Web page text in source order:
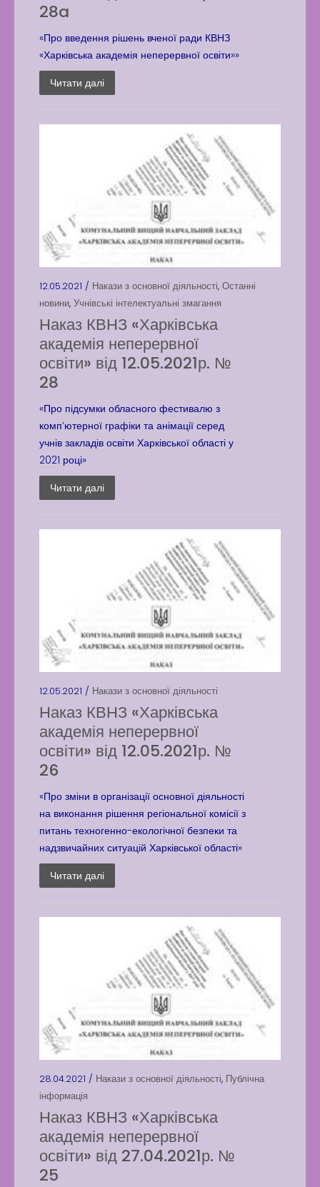
28a
«Про введення рішень вченої ради КВНЗ
«Харківська академія неперервної освіти»»
Читати далі
12.05.2021 / Накази з основної діяльності, Останні
новини, Учнівські інтелектуальні змагання
Наказ КВНЗ «Харківська
академія неперервної
освіти» від 12.05.2021р. №
28
«Про підсумки обласного фестивалю з
комп’ютерної графіки та анімації серед
учнів закладів освіти Харківської області у
2021 році»
Читати далі
12.05.2021 / Накази з основної діяльності
Наказ КВНЗ «Харківська
академія неперервної
освіти» від 12.05.2021р. №
26
«Про зміни в організації основної діяльності
на виконання рішення регіональної комісії з
питань техногенно-екологічної безпеки та
надзвичайних ситуацій Харківської області»
Читати далі
28.04.2021 / Накази з основної діяльності, Публічна
інформація
Наказ КВНЗ «Харківська
академія неперервної
освіти» від 27.04.2021р. №
25